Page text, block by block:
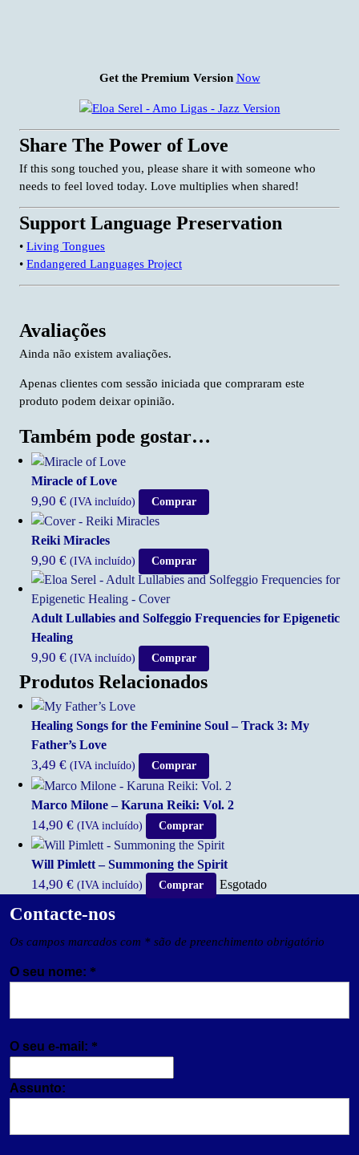
Get the Premium Version Now
Share The Power of Love
If this song touched you, please share it with someone who
needs to feel loved today. Love multiplies when shared!
Support Language Preservation
• Living Tongues
• Endangered Languages Project
Avaliações
Ainda não existem avaliações.
Apenas clientes com sessão iniciada que compraram este
produto podem deixar opinião.
Também pode gostar…
Miracle of Love
9,90 € (IVA incluído) Comprar
Reiki Miracles
9,90 € (IVA incluído) Comprar
Adult Lullabies and Solfeggio Frequencies for Epigenetic
Healing
9,90 € (IVA incluído) Comprar
Produtos Relacionados
Healing Songs for the Feminine Soul – Track 3: My
Father’s Love
3,49 € (IVA incluído) Comprar
Marco Milone – Karuna Reiki: Vol. 2
14,90 € (IVA incluído) Comprar
Will Pimlett – Summoning the Spirit
14,90 € (IVA incluído) Comprar Esgotado
Contacte-nos
Os campos marcados com * são de preenchimento obrigatório
O seu nome: *
O seu e-mail: *
Assunto: